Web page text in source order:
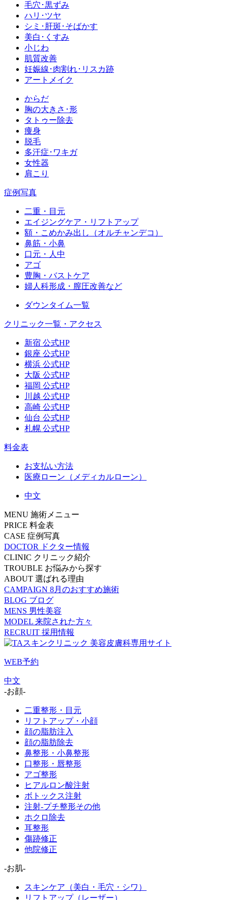
毛穴･黒ずみ
ハリ･ツヤ
シミ･肝斑･そばかす
美白･くすみ
小じわ
肌質改善
妊娠線･肉割れ･リスカ跡
アートメイク
からだ
胸の大きさ･形
タトゥー除去
痩身
脱毛
多汗症･ワキガ
女性器
肩こり
症例写真
二重・目元
エイジングケア・リフトアップ
額・こめかみ出し（オルチャンデコ）
鼻筋・小鼻
口元・人中
アゴ
豊胸・バストケア
婦人科形成・膣圧改善など
ダウンタイム一覧
クリニック一覧・アクセス
新宿 公式HP
銀座 公式HP
横浜 公式HP
大阪 公式HP
福岡 公式HP
川越 公式HP
高崎 公式HP
仙台 公式HP
札幌 公式HP
料金表
お支払い方法
医療ローン（メディカルローン）
中文
MENU 施術メニュー
PRICE 料金表
CASE 症例写真
DOCTOR
ドクター情報
CLINIC クリニック紹介
TROUBLE お悩みから探す
ABOUT 選ばれる理由
CAMPAIGN 8月のおすすめ施術
BLOG ブログ
MENS 男性美容
MODEL 来院された方々
RECRUIT 採用情報
WEB予約
中文
-お顔-
二重整形・目元
リフトアップ・小顔
顔の脂肪注入
顔の脂肪除去
鼻整形・小鼻整形
口整形・唇整形
アゴ整形
ヒアルロン酸注射
ボトックス注射
注射-プチ整形その他
ホクロ除去
耳整形
傷跡修正
他院修正
-お肌-
スキンケア（美白・毛穴・シワ）
リフトアップ（レーザー）